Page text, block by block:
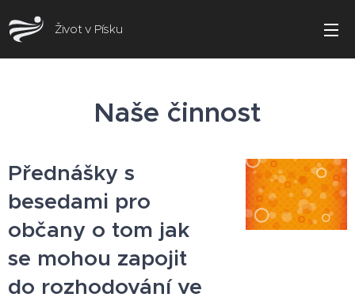
Život v Písku
Naše činnost
Přednášky s
besedami pro
občany o tom jak
se mohou zapojit
do rozhodování ve